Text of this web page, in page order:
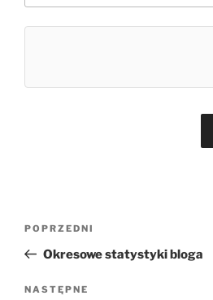
Poprzedni
wpis
POPRZEDNI
Okresowe statystyki bloga
Następny
NASTĘPNE